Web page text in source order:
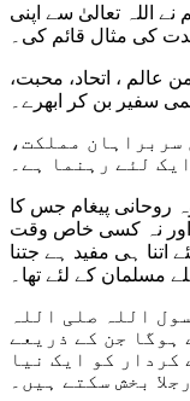
اللہ تعالیٰ سے اپنی
کی مثال قائم کی۔
، اتحاد، محبت،
سفیر بن کر ابھرے۔
سربراہان مملکت،
لئے رہنما ہے۔
روحانی پیغام جس کا
نہ کسی خاص وقت
اتنا ہی مفید ہے جتنا
مسلمان کے لئے تھا۔
اللہ صلی اللہ
ہوگا جن کے ذریعے
کردار کو ایک نیا
بخش سکتے ہیں۔